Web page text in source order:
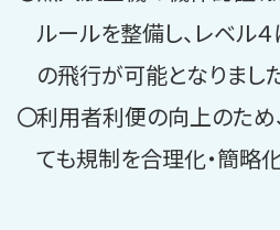
ルールを整備し、レベル
の飛行が可能となりまし
利用者利便の向上のため
ても規制を合理化・簡略